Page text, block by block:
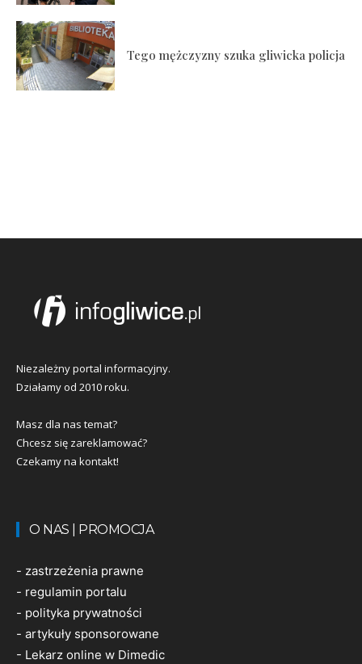
Tego mężczyzny szuka gliwicka policja
Niezależny portal informacyjny.
Działamy od 2010 roku.
Masz dla nas temat?
Chcesz się zareklamować?
Czekamy na kontakt!
O NAS | PROMOCJA
- zastrzeżenia prawne
- regulamin portalu
- polityka prywatności
- artykuły sponsorowane
- Lekarz online w Dimedic